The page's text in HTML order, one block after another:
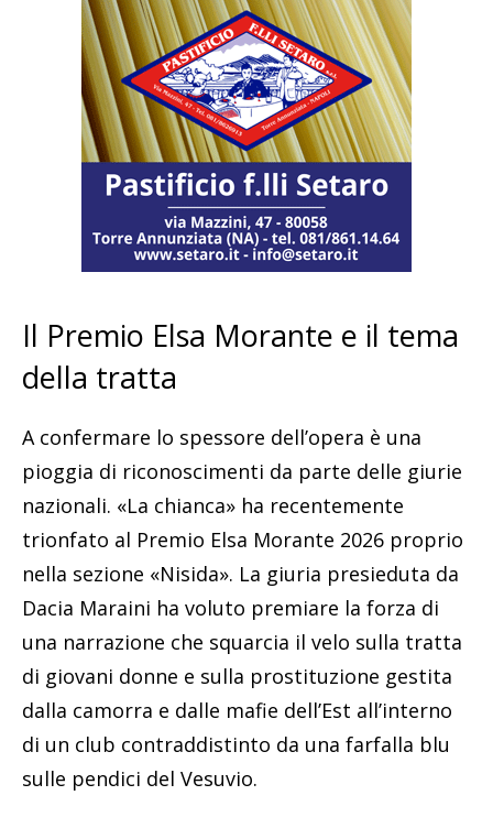
Il Premio Elsa Morante e il tema
della tratta
A confermare lo spessore dell’opera è una
pioggia di riconoscimenti da parte delle giurie
nazionali. «La chianca» ha recentemente
trionfato al Premio Elsa Morante 2026 proprio
nella sezione «Nisida». La giuria presieduta da
Dacia Maraini ha voluto premiare la forza di
una narrazione che squarcia il velo sulla tratta
di giovani donne e sulla prostituzione gestita
dalla camorra e dalle mafie dell’Est all’interno
di un club contraddistinto da una farfalla blu
sulle pendici del Vesuvio.